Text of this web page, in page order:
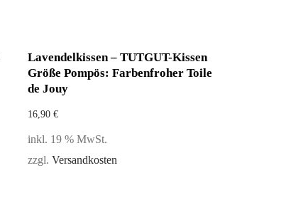
Lavendelkissen – TUTGUT-Kissen
Größe Pompös: Farbenfroher Toile
de Jouy
16,90 €
inkl. 19 % MwSt.
zzgl. Versandkosten